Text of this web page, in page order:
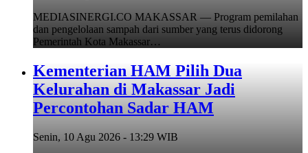
MEDIASINERGI.CO MAKASSAR — Program pemilahan
dan pengelolaan sampah dari sumber yang terus didorong
Pemerintah Kota Makassar…
Kementerian HAM Pilih Dua
Kelurahan di Makassar Jadi
Percontohan Sadar HAM
Senin, 10 Agu 2026 - 13:29 WIB